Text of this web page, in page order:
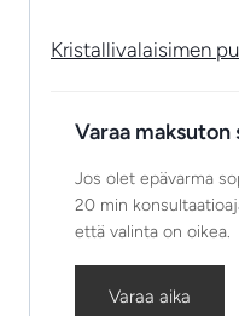
Kristallivalaisimen
Varaa
Jos olet epävarma
20 min
että valinta on oikea.
Varaa aika